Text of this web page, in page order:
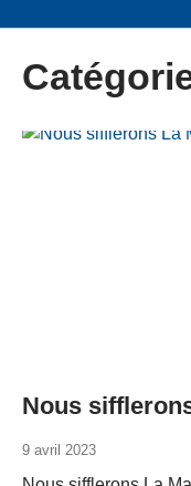
Nous
9 avril 2023